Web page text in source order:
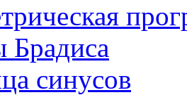
Брадиса
синусов